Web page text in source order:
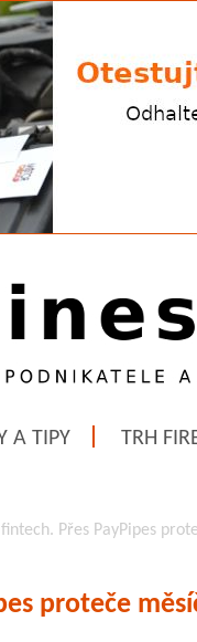
A TIPY TRH
Přes PayPipes
proteče